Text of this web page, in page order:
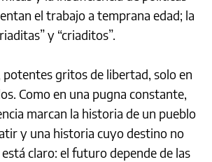
el trabajo a temprana edad; la
y “criaditos”.
potentes gritos de libertad, solo en
Como en una pugna constante,
marcan la historia de un pueblo
y una historia cuyo destino no
claro: el futuro depende de las